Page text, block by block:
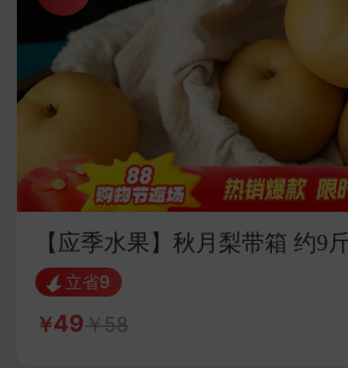
【应季水果】秋月梨带箱 约9
脆甜立省9
49 58